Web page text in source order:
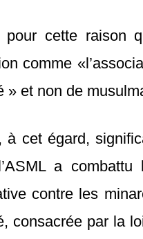
pour cette raison
comme
» et non de
à cet égard,
a combattu
contre les
consacrée par la